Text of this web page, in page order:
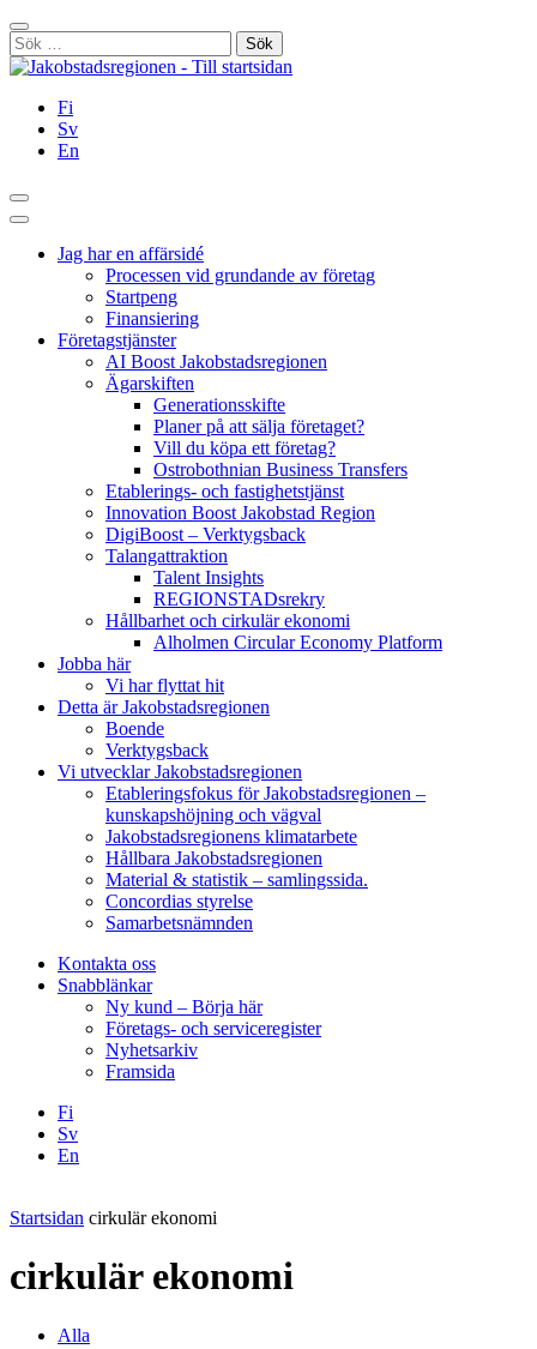
Hoppa
till
innehållet
Stäng
Sök
efter:
Fi
Sv
En
Sök
Huvudmeny
Jag har en affärsidé
Processen vid grundande av företag
Startpeng
Finansiering
Företagstjänster
AI Boost Jakobstadsregionen
Ägarskiften
Generationsskifte
Planer på att sälja företaget?
Vill du köpa ett företag?
Ostrobothnian Business Transfers
Etablerings- och fastighetstjänst
Innovation Boost Jakobstad Region
DigiBoost – Verktygsback
Talangattraktion
Talent Insights
REGIONSTADsrekry
Hållbarhet och cirkulär ekonomi
Alholmen Circular Economy Platform
Jobba här
Vi har flyttat hit
Detta är Jakobstadsregionen
Boende
Verktygsback
Vi utvecklar Jakobstadsregionen
Etableringsfokus för Jakobstadsregionen –
kunskapshöjning och vägval
Jakobstadsregionens klimatarbete
Hållbara Jakobstadsregionen
Material & statistik – samlingssida.
Concordias styrelse
Samarbetsnämnden
Kontakta oss
Snabblänkar
Ny kund – Börja här
Företags- och serviceregister
Nyhetsarkiv
Framsida
Fi
Sv
En
Startsidan cirkulär ekonomi
cirkulär ekonomi
Alla